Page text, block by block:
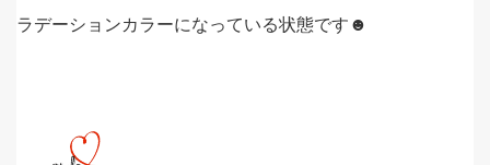
ラデーションカラーになっている状態です☻